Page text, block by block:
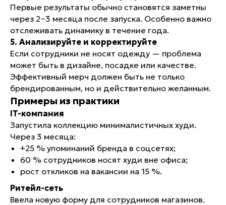
Первые результаты обычно становятся заметны
через 2−3 месяца после запуска. Особенно важно
отслеживать динамику в течение года.
5. Анализируйте и корректируйте
Если сотрудники не носят одежду — проблема
может быть в дизайне, посадке или качестве.
Эффективный мерч должен быть не только
брендированным, но и действительно желанным.
Примеры из практики
IT-компания
Запустила коллекцию минималистичных худи.
Через 3 месяца:
+25 % упоминаний бренда в соцсетях;
60 % сотрудников носят худи вне офиса;
рост откликов на вакансии на 15 %.
Ритейл-сеть
Ввела новую форму для сотрудников магазинов.
СОСТАВ И УХОД
КАТАЛОГ
СВЯЖИТЕСЬ С НАМИ И МЫ ПОСТАРАЕМСЯ
ВОПЛОТИТЬ ВСЕ ВАШИ ИДЕИ
ОБСУДИТЬ ПРОЕКТ
ПОКУПАТЕЛЯМ
САЙТ
ГЛАВНАЯ
ЗАПОЛНИТЬ ФОРМУ